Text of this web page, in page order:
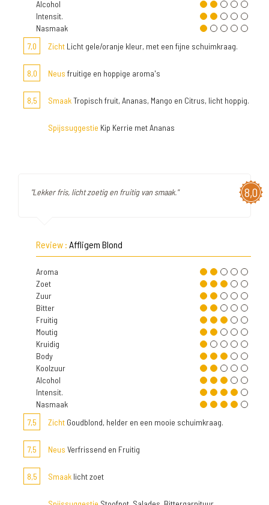
Alcohol
Intensit.
Nasmaak
7,0
Zicht Licht gele/oranje kleur, met een fijne schuimkraag.
8,0 Neus fruitige en hoppige aroma's
8,5 SmaakTropisch fruit, Ananas, Mango en Citrus, licht hoppig.
Spijssuggestie Kip Kerrie met Ananas
8,0
"Lekker fris, licht zoetig en fruitig van smaak."
Review : Affligem Blond
Aroma
Zoet
Zuur
Bitter
Fruitig
Moutig
Kruidig
Body
Koolzuur
Alcohol
Intensit.
Nasmaak
7,5
Zicht Goudblond, helder en een mooie schuimkraag.
7,5 Neus Verfrissend en Fruitig
8,5 Smaak licht zoet